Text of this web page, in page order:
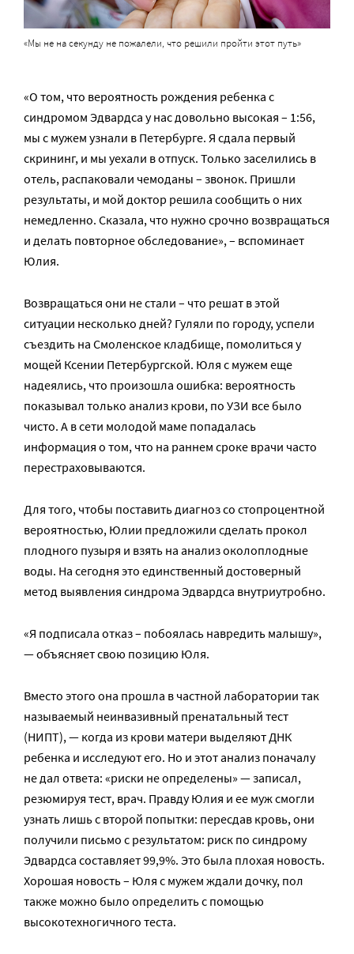
«Мы не на секунду не пожалели, что решили пройти этот путь»
«О том, что вероятность рождения ребенка с
синдромом Эдвардса у нас довольно высокая – 1:56,
мы с мужем узнали в Петербурге. Я сдала первый
скрининг, и мы уехали в отпуск. Только заселились в
отель, распаковали чемоданы – звонок. Пришли
результаты, и мой доктор решила сообщить о них
немедленно. Сказала, что нужно срочно возвращаться
и делать повторное обследование», – вспоминает
Юлия.
Возвращаться они не стали – что решат в этой
ситуации несколько дней? Гуляли по городу, успели
съездить на Смоленское кладбище, помолиться у
мощей Ксении Петербургской. Юля с мужем еще
надеялись, что произошла ошибка: вероятность
показывал только анализ крови, по УЗИ все было
чисто. А в сети молодой маме попадалась
информация о том, что на раннем сроке врачи часто
перестраховываются.
Для того, чтобы поставить диагноз со стопроцентной
вероятностью, Юлии предложили сделать прокол
плодного пузыря и взять на анализ околоплодные
воды. На сегодня это единственный достоверный
метод выявления синдрома Эдвардса внутриутробно.
«Я подписала отказ – побоялась навредить малышу»,
— объясняет свою позицию Юля.
Вместо этого она прошла в частной лаборатории так
называемый неинвазивный пренатальный тест
(НИПТ), — когда из крови матери выделяют ДНК
ребенка и исследуют его. Но и этот анализ поначалу
не дал ответа: «риски не определены» — записал,
резюмируя тест, врач. Правду Юлия и ее муж смогли
узнать лишь с второй попытки: пересдав кровь, они
получили письмо с результатом: риск по синдрому
Эдвардса составляет 99,9%. Это была плохая новость.
Хорошая новость – Юля с мужем ждали дочку, пол
также можно было определить с помощью
высокотехногичного теста.